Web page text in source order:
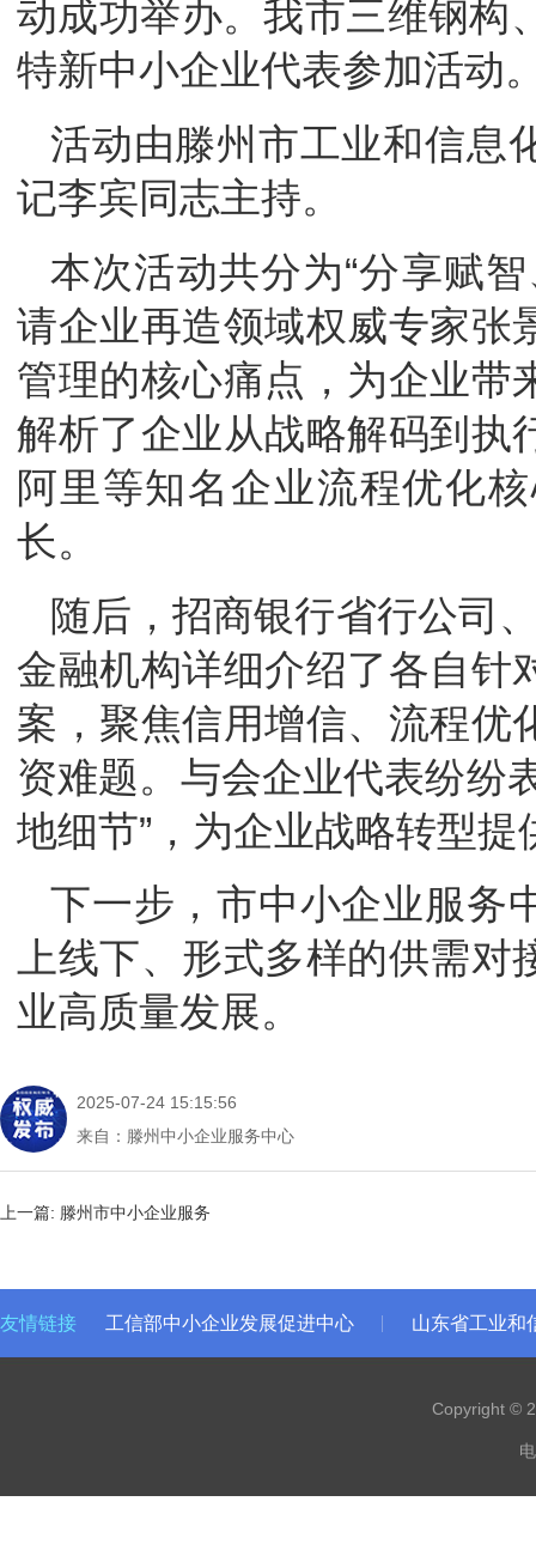
动成功举办。我市三维钢构
特新中小企业代表参加活动
活动由滕州市工业和信息
记李宾同志主持。
本次活动共分为“分享赋
请企业再造领域权威专家张
管理的核心痛点，为企业带
解析了企业从战略解码到执
阿里等知名企业流程优化
长。
随后，招商银行省行公司
金融机构详细介绍了各自针
案，聚焦信用增信、流程优
资难题。与会企业代表纷纷
地细节”，为企业战略转型
下一步，市中小企业服务
上线下、形式多样的供需
业高质量发展。
2025-07-24 15:15:56
来自：滕州中小企业服务中心
上一篇: 滕州市中小企业服务
友情链接 工信部中小企业发展促进中心 山东省工业和
Copyright ©